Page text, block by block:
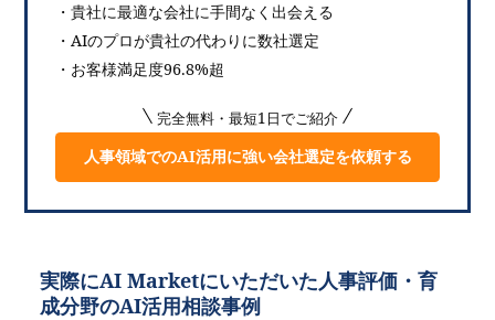
・貴社に最適な会社に手間なく出会える
・AIのプロが貴社の代わりに数社選定
・お客様満足度96.8%超
完全無料・最短1日でご紹介
人事領域でのAI活用に強い会社選定を依頼する
実際にAI Marketにいただいた人事評価・育
成分野のAI活用相談事例